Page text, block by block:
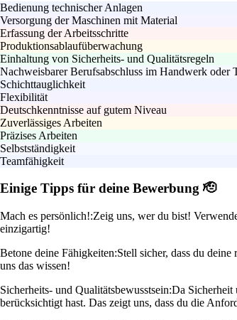
Bedienung technischer Anlagen
Versorgung der Maschinen mit Material
Erfassung der Arbeitsschritte
Produktionsablaufüberwachung
Einhaltung von Sicherheits- und Qualitätsregeln
Nachweisbarer Berufsabschluss im Handwerk oder
Schichttauglichkeit
Flexibilität
Deutschkenntnisse auf gutem Niveau
Zuverlässiges Arbeiten
Präzises Arbeiten
Selbstständigkeit
Teamfähigkeit
Einige Tipps für deine Bewerbung 🫡
Mach es persönlich!:Zeig uns, wer du bist!
einzigartig!
Betone deine Fähigkeiten:Stell sicher, dass du
uns das wissen!
Sicherheits- und Qualitätsbewusstsein:Da Sicherheit
berücksichtigt hast. Das zeigt uns, dass du die